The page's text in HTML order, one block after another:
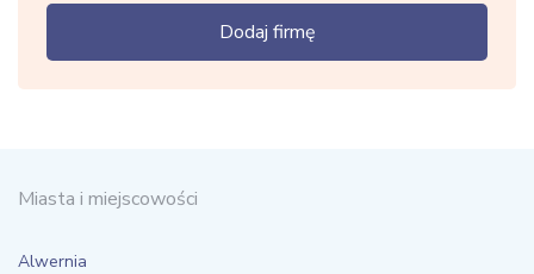
Dodaj firmę
Miasta i miejscowości
Alwernia